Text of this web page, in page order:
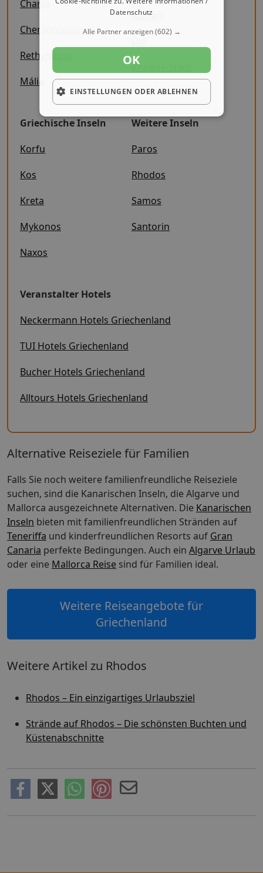
Chania
Chersonissos
Rethymnon
Mália
Kamari
Rhodos-Stadt
Griechische Inseln
Korfu
Kos
Kreta
Mykonos
Naxos
Weitere Inseln
Paros
Rhodos
Samos
Santorin
Veranstalter Hotels
Neckermann Hotels Griechenland
TUI Hotels Griechenland
Bucher Hotels Griechenland
Alltours Hotels Griechenland
Alternative Reiseziele für Familien
Falls Sie noch weitere familienfreundliche Reiseziele
suchen, sind die Kanarischen Inseln, die Algarve und
Mallorca ausgezeichnete Alternativen. Die Kanarischen
Inseln bieten mit familienfreundlichen Stränden auf
Teneriffa und kinderfreundlichen Resorts auf Gran
Canaria perfekte Bedingungen. Auch ein Algarve Urlaub
oder eine Mallorca Reise sind für Familien ideal.
Weitere Reiseangebote für
Griechenland
Weitere Artikel zu Rhodos
Rhodos – Ein einzigartiges Urlaubsziel
Strände auf Rhodos – Die schönsten Buchten und
Küstenabschnitte
Datenschutz
Alle Partner anzeigen(602) →
OK
EINSTELLUNGEN ODER ABLEHNEN